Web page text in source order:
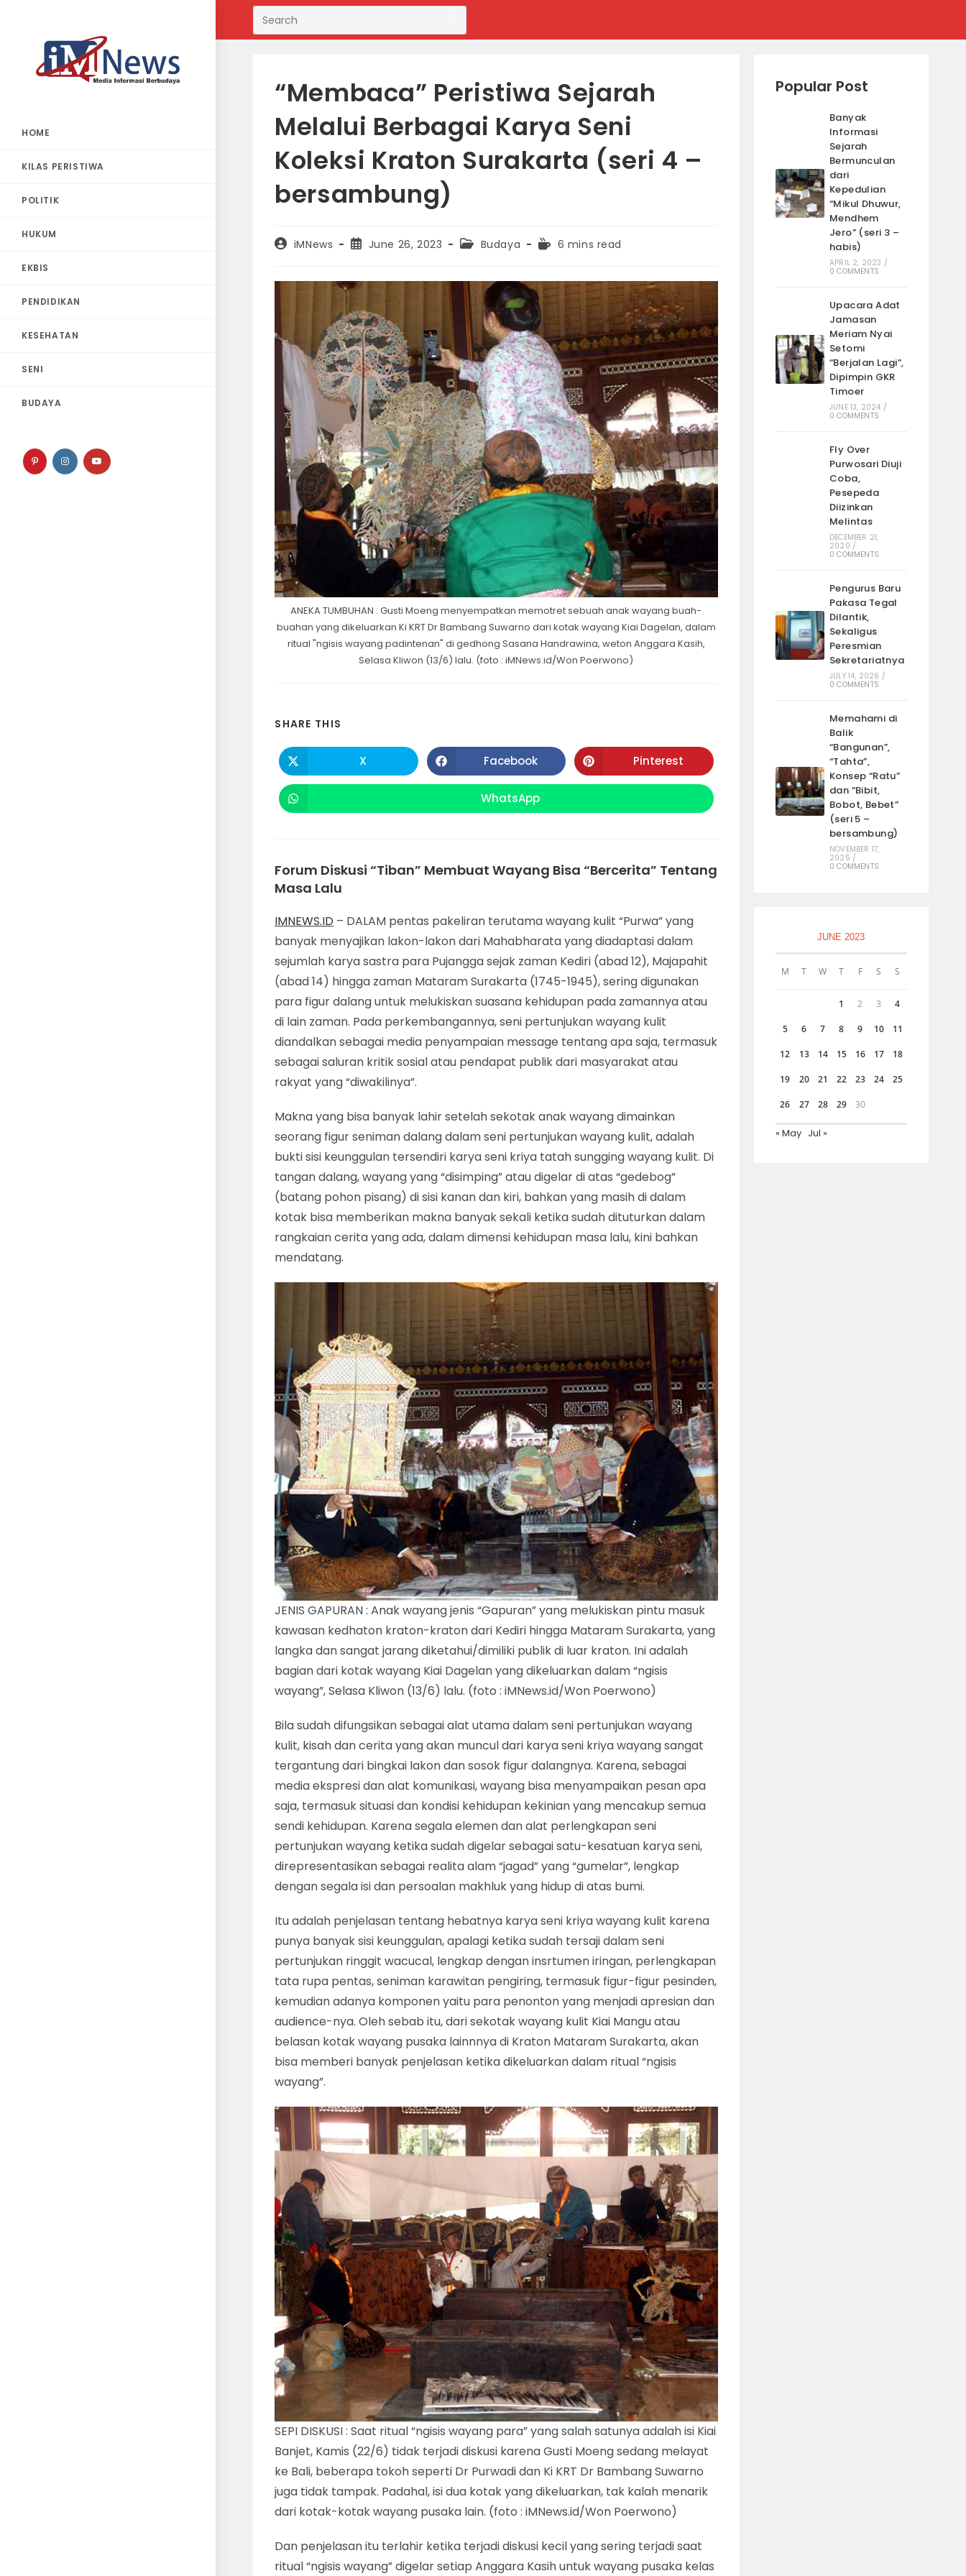
content
HOME
KILAS PERISTIWA
POLITIK
HUKUM
EKBIS
PENDIDIKAN
KESEHATAN
SENI
BUDAYA
“Membaca” Peristiwa Sejarah
Melalui Berbagai Karya Seni
Koleksi Kraton Surakarta (seri 4 –
bersambung)
PostiMNews
PostJune 26, 2023
PostBudaya
Reading6 mins read
ANEKA TUMBUHAN : Gusti Moeng menyempatkan memotret sebuah anak wayang buah-
buahan yang dikeluarkan Ki KRT Dr Bambang Suwarno dari kotak wayang Kiai Dagelan, dalam
ritual "ngisis wayang padintenan" di gedhong Sasana Handrawina, weton Anggara Kasih,
Selasa Kliwon (13/6) lalu. (foto : iMNews.id/Won Poerwono)
SHARE THIS
THIS
CONTENT
Opens
in
a
X Opens
in
a
new
window
Facebook Opens
in
a
Pinterest
Opens
in
WhatsApp
Forum Diskusi “Tiban” Membuat Wayang Bisa “Bercerita” Tentang
Masa Lalu
IMNEWS.ID – DALAM pentas pakeliran terutama wayang kulit “Purwa” yang
banyak menyajikan lakon-lakon dari Mahabharata yang diadaptasi dalam
sejumlah karya sastra para Pujangga sejak zaman Kediri (abad 12), Majapahit
(abad 14) hingga zaman Mataram Surakarta (1745-1945), sering digunakan
para figur dalang untuk melukiskan suasana kehidupan pada zamannya atau
di lain zaman. Pada perkembangannya, seni pertunjukan wayang kulit
diandalkan sebagai media penyampaian message tentang apa saja, termasuk
sebagai saluran kritik sosial atau pendapat publik dari masyarakat atau
rakyat yang “diwakilinya”.
Makna yang bisa banyak lahir setelah sekotak anak wayang dimainkan
seorang figur seniman dalang dalam seni pertunjukan wayang kulit, adalah
bukti sisi keunggulan tersendiri karya seni kriya tatah sungging wayang kulit. Di
tangan dalang, wayang yang “disimping” atau digelar di atas “gedebog”
(batang pohon pisang) di sisi kanan dan kiri, bahkan yang masih di dalam
kotak bisa memberikan makna banyak sekali ketika sudah dituturkan dalam
rangkaian cerita yang ada, dalam dimensi kehidupan masa lalu, kini bahkan
mendatang.
JENIS GAPURAN : Anak wayang jenis “Gapuran” yang melukiskan pintu masuk
kawasan kedhaton kraton-kraton dari Kediri hingga Mataram Surakarta, yang
langka dan sangat jarang diketahui/dimiliki publik di luar kraton. Ini adalah
bagian dari kotak wayang Kiai Dagelan yang dikeluarkan dalam “ngisis
wayang”, Selasa Kliwon (13/6) lalu. (foto : iMNews.id/Won Poerwono)
Bila sudah difungsikan sebagai alat utama dalam seni pertunjukan wayang
kulit, kisah dan cerita yang akan muncul dari karya seni kriya wayang sangat
tergantung dari bingkai lakon dan sosok figur dalangnya. Karena, sebagai
media ekspresi dan alat komunikasi, wayang bisa menyampaikan pesan apa
saja, termasuk situasi dan kondisi kehidupan kekinian yang mencakup semua
sendi kehidupan. Karena segala elemen dan alat perlengkapan seni
pertunjukan wayang ketika sudah digelar sebagai satu-kesatuan karya seni,
direpresentasikan sebagai realita alam “jagad” yang “gumelar”, lengkap
dengan segala isi dan persoalan makhluk yang hidup di atas bumi.
Itu adalah penjelasan tentang hebatnya karya seni kriya wayang kulit karena
punya banyak sisi keunggulan, apalagi ketika sudah tersaji dalam seni
pertunjukan ringgit wacucal, lengkap dengan insrtumen iringan, perlengkapan
tata rupa pentas, seniman karawitan pengiring, termasuk figur-figur pesinden,
kemudian adanya komponen yaitu para penonton yang menjadi apresian dan
audience-nya. Oleh sebab itu, dari sekotak wayang kulit Kiai Mangu atau
belasan kotak wayang pusaka lainnnya di Kraton Mataram Surakarta, akan
bisa memberi banyak penjelasan ketika dikeluarkan dalam ritual “ngisis
wayang”.
SEPI DISKUSI : Saat ritual “ngisis wayang para” yang salah satunya adalah isi Kiai
Banjet, Kamis (22/6) tidak terjadi diskusi karena Gusti Moeng sedang melayat
ke Bali, beberapa tokoh seperti Dr Purwadi dan Ki KRT Dr Bambang Suwarno
juga tidak tampak. Padahal, isi dua kotak yang dikeluarkan, tak kalah menarik
dari kotak-kotak wayang pusaka lain. (foto : iMNews.id/Won Poerwono)
Dan penjelasan itu terlahir ketika terjadi diskusi kecil yang sering terjadi saat
ritual “ngisis wayang” digelar setiap Anggara Kasih untuk wayang pusaka kelas
Popular Post
Banyak
Informasi
Sejarah
Bermunculan
dari
Kepedulian
“Mikul Dhuwur,
Mendhem
Jero” (seri 3 –
habis)
APRIL 2, 2023 /
0 COMMENTS
Upacara Adat
Jamasan
Meriam Nyai
Setomi
“Berjalan Lagi”,
Dipimpin GKR
Timoer
JUNE 13, 2024 /
0 COMMENTS
Fly Over
Purwosari Diuji
Coba,
Pesepeda
Diizinkan
Melintas
DECEMBER 21,
2020 /
0 COMMENTS
Pengurus Baru
Pakasa Tegal
Dilantik,
Sekaligus
Peresmian
Sekretariatnya
JULY 14, 2026 /
0 COMMENTS
Memahami di
Balik
“Bangunan”,
“Tahta”,
Konsep “Ratu”
dan “Bibit,
Bobot, Bebet”
(seri 5 –
bersambung)
NOVEMBER 17,
2025 /
0 COMMENTS
JUNE 2023
M T W T F S S
1 2 3 4
5 6 7 8 9 10 11
12 13 14 15 16 17 18
19 20 21 22 23 24 25
26 27 28 29 30
« May Jul »